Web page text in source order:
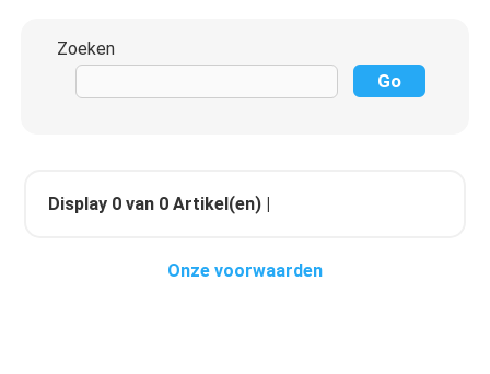
Zoeken
Display 0 van 0 Artikel(en) |
Onze voorwaarden